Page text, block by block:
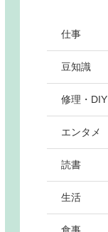
仕事
豆知識
修理・DIY
エンタメ
読書
生活